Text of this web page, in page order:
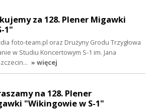
za 128. Plener Migawki
1"
foto-team.pl oraz Drużyny Grodu Trzygłowa
w Studiu Koncertowym S-1 im. Jana
» więcej
na 128. Plener
"Wikingowie w S-1"